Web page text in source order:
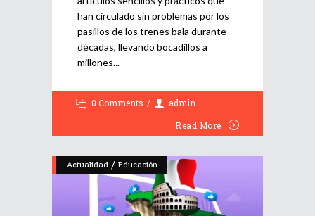
han circulado sin problemas por los
pasillos de los trenes bala durante
décadas, llevando bocadillos a
millones
0 Comments
admin
Read More
Actualidad / Educación